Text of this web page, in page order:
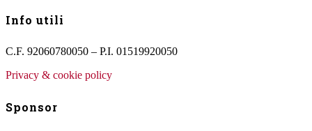
Info utili
C.F. 92060780050 – P.I. 01519920050
Privacy & cookie policy
Sponsor